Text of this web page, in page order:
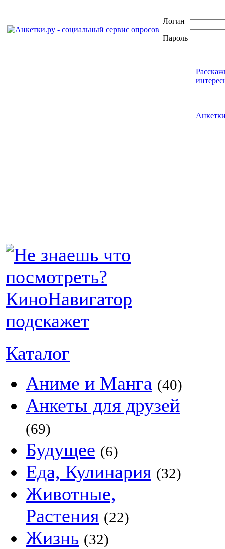
Логин
Пароль
Каталог
Аниме и Манга (40)
Анкеты для друзей
(69)
Будущее (6)
Еда, Кулинария (32)
Животные,
Растения (22)
Жизнь (32)